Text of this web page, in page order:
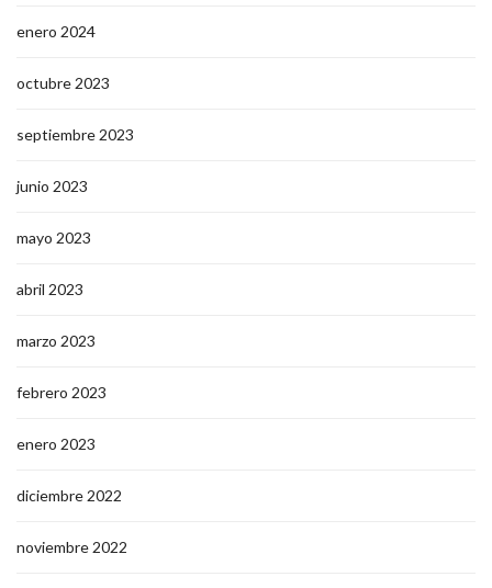
enero 2024
octubre 2023
septiembre 2023
junio 2023
mayo 2023
abril 2023
marzo 2023
febrero 2023
enero 2023
diciembre 2022
noviembre 2022